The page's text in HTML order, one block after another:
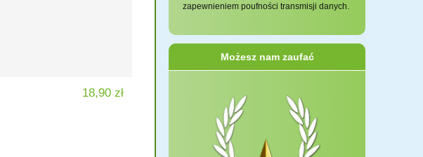
18,90 zł
zapewnieniem poufności transmisji danych.
Możesz nam zaufać